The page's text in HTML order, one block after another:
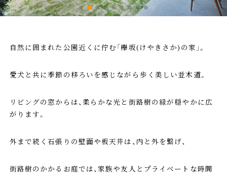
自然に囲まれた公園近くに佇む「欅坂(けやきさか)の家」。
愛犬と共に季節の移ろいを感じながら歩く美しい並木道。
リビングの窓からは、柔らかな光と街路樹の緑が穏やかに広
がります。
外まで続く石張りの壁面や板天井は、内と外を繋げ、
街路樹のかかるお庭では、家族や友人とプライベートな時間